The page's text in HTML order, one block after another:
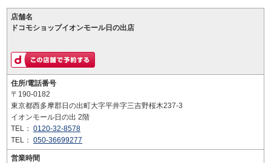
店舗名
ドコモショップイオンモール日の出店
住所/電話番号
〒190-0182
東京都西多摩郡日の出町大字平井字三吉野桜木237-3
イオンモール日の出 2階
TEL： 0120-32-8578
TEL： 050-36699277
営業時間